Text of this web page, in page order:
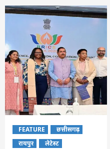
FEATURE
छत्तीसगढ़
रायपुर
लेटेस्ट